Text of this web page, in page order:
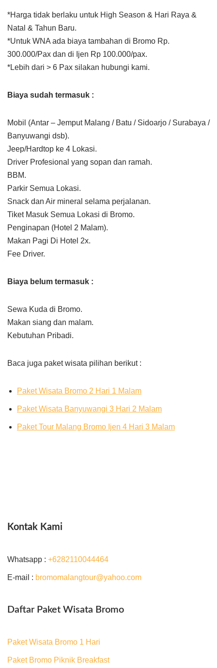
*Harga tidak berlaku untuk High Season & Hari Raya &
Natal & Tahun Baru.
*Untuk WNA ada biaya tambahan di Bromo Rp.
300.000/Pax dan di Ijen Rp 100.000/pax.
*Lebih dari > 6 Pax silakan hubungi kami.
Biaya sudah termasuk :
Mobil (Antar – Jemput Malang / Batu / Sidoarjo / Surabaya /
Banyuwangi dsb).
Jeep/Hardtop ke 4 Lokasi.
Driver Profesional yang sopan dan ramah.
BBM.
Parkir Semua Lokasi.
Snack dan Air mineral selama perjalanan.
Tiket Masuk Semua Lokasi di Bromo.
Penginapan (Hotel 2 Malam).
Makan Pagi Di Hotel 2x.
Fee Driver.
Biaya belum termasuk :
Sewa Kuda di Bromo.
Makan siang dan malam.
Kebutuhan Pribadi.
Baca juga paket wisata pilihan berikut :
Paket Wisata Bromo 2 Hari 1 Malam
Paket Wisata Banyuwangi 3 Hari 2 Malam
Paket Tour Malang Bromo Ijen 4 Hari 3 Malam
Kontak Kami
Whatsapp : +6282110044464
E-mail : bromomalangtour@yahoo.com
Daftar Paket Wisata Bromo
Paket Wisata Bromo 1 Hari
Paket Bromo Piknik Breakfast